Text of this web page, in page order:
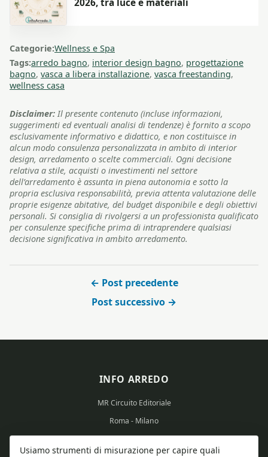
Categorie:Wellness e Spa
Tags:arredo bagno, interior design bagno, progettazione
bagno, vasca a libera installazione, vasca freestanding,
wellness casa
Disclaimer: Il presente contenuto (incluse informazioni,
suggerimenti ed eventuali analisi di tendenze) è fornito a scopo
esclusivamente informativo e didattico, e non costituisce in
alcun modo consulenza personalizzata in ambito di interior
design, arredamento o scelte commerciali. Ogni decisione
relativa a stile, acquisti o investimenti nel settore
dell’arredamento è assunta in piena autonomia e sotto la
propria esclusiva responsabilità, previa attenta valutazione delle
proprie esigenze abitative, del budget disponibile e degli obiettivi
personali. Si consiglia di rivolgersi a un professionista qualificato
per consulenze specifiche prima di intraprendere qualsiasi
decisione significativa in ambito arredamento.
← Post precedente
Post successivo →
INFO ARREDO
MR Circuito Editoriale
Roma - Milano
Partita IVA: 15569351008
Usiamo strumenti di misurazione per capire quali